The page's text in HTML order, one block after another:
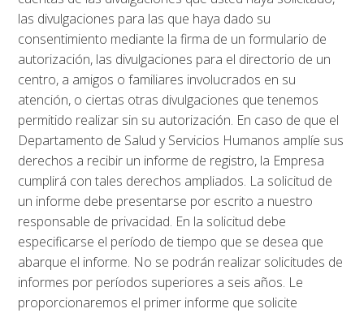
las divulgaciones para las que haya dado su
consentimiento mediante la firma de un formulario de
autorización, las divulgaciones para el directorio de un
centro, a amigos o familiares involucrados en su
atención, o ciertas otras divulgaciones que tenemos
permitido realizar sin su autorización. En caso de que el
Departamento de Salud y Servicios Humanos amplíe sus
derechos a recibir un informe de registro, la Empresa
cumplirá con tales derechos ampliados. La solicitud de
un informe debe presentarse por escrito a nuestro
responsable de privacidad. En la solicitud debe
especificarse el período de tiempo que se desea que
abarque el informe. No se podrán realizar solicitudes de
informes por períodos superiores a seis años. Le
proporcionaremos el primer informe que solicite